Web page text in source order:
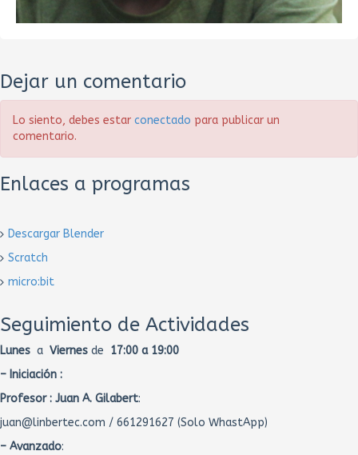
Dejar un comentario
Lo siento, debes estar conectado para publicar un
comentario.
Enlaces a programas
Descargar Blender
Scratch
micro:bit
Seguimiento de Actividades
Lunes a Viernes de 17:00 a 19:00
– Iniciación :
Profesor : Juan A. Gilabert:
juan@linbertec.com / 661291627 (Solo WhastApp)
– Avanzado: